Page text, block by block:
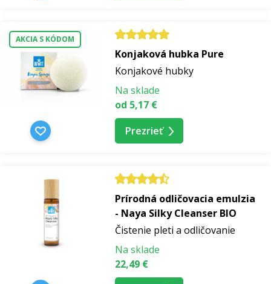
AKCIA S KÓDOM
Konjaková hubka Pure
Konjakové hubky
Na sklade
od 5,17 €
Prezrieť
Prírodná odličovacia emulzia
- Naya Silky Cleanser BIO
Čistenie pleti a odličovanie
Na sklade
22,49 €